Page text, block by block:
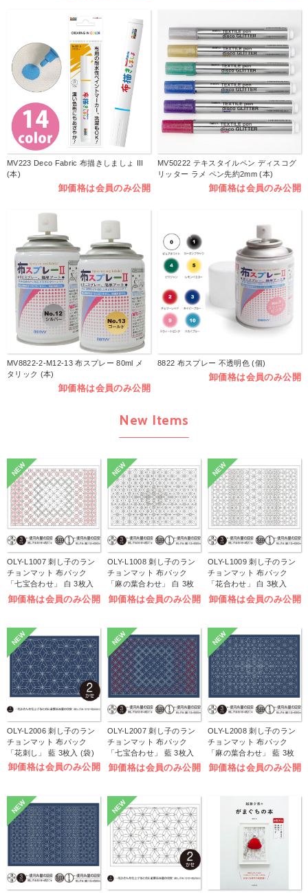
MV223 Deco Fabric 布描きしましょ III
(本)
卸価格は会員のみ公開
MV50222 テキスタイルペン ディスコグ
リッター ラメ ペン先約2mm (本)
卸価格は会員のみ公開
MV8822-2-M12-13 布スプレー 80ml メ
タリック (本)
卸価格は会員のみ公開
8822 布スプレー 不透明色 (個)
卸価格は会員のみ公開
New Items
NEW
OLY-L1007 刺し子のラン
チョンマット 布パック
「七宝合わせ」 白 3枚入
(袋)
卸価格は会員のみ公開
NEW
OLY-L1008 刺し子のラン
チョンマット 布パック
「麻の葉合わせ」 白 3枚
入 (袋)
卸価格は会員のみ公開
NEW
OLY-L1009 刺し子のラン
チョンマット 布パック
「花合わせ」 白 3枚入
(袋)
卸価格は会員のみ公開
NEW
OLY-L2006 刺し子のラン
チョンマット 布パック
「花刺し」 藍 3枚入 (袋)
卸価格は会員のみ公開
NEW
OLY-L2007 刺し子のラン
チョンマット 布パック
「七宝合わせ」 藍 3枚入
(袋)
卸価格は会員のみ公開
NEW
OLY-L2008 刺し子のラン
チョンマット 布パック
「麻の葉合わせ」 藍 3枚
入 (袋)
卸価格は会員のみ公開
NEW NEW